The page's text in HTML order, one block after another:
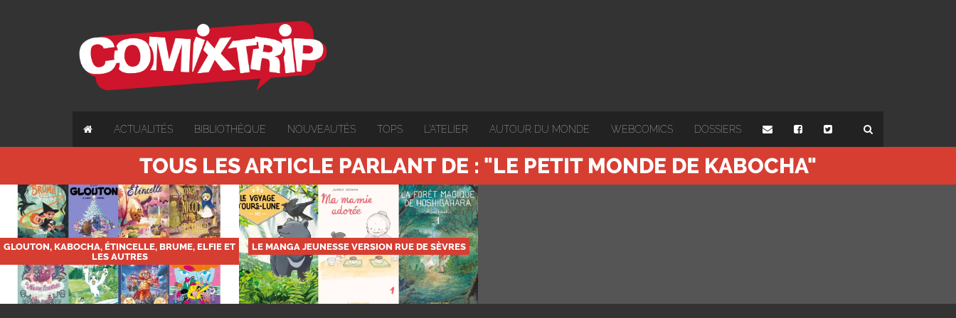
ACTUALITÉS BIBLIOTHÈQUE NOUVEAUTÉS TOPS L'ATELIER AUTOUR DU MONDE WEBCOMICS DOSSIERS
TOUS LES ARTICLE PARLANT DE : "LE PETIT MONDE DE KABOCHA"
GLOUTON, KABOCHA, ÉTINCELLE, BRUME, ELFIE ET
LES AUTRES
LE MANGA JEUNESSE VERSION RUE DE SÈVRES